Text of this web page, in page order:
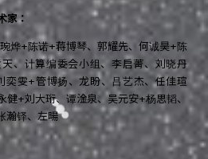
家：
烨+陈诺+蒋博琴、郭耀先、何诚昊+陈
、计算编委会小组、李启菁、刘晓丹
雯+管博扬、龙盼、吕艺杰、任佳瑄
+刘大珩、谭淦泉、吴元安+杨思韬、
瀚铎、左暘